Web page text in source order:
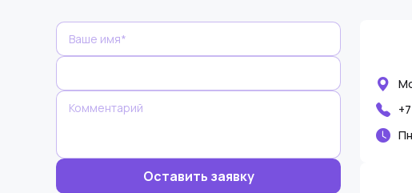
Оставьте
это поле